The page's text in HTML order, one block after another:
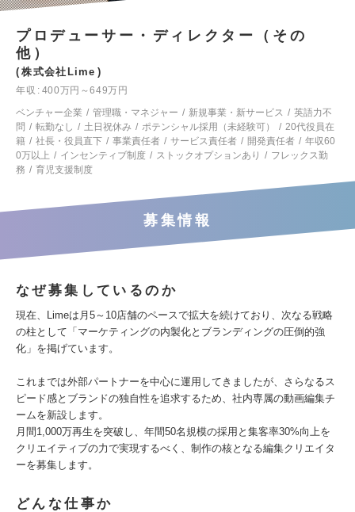
プロデューサー・ディレクター（その
他）
株式会社Lime
年収
400万円～649万円
ベンチャー企業
管理職・マネジャー 新規事業・新サービス
英語力不
問
転勤なし 土日祝休み ポテンシャル採用（未経験可）
20代役員在
籍
社長・役員直下 事業責任者 サービス責任者 開発責任者
年収60
0万以上
インセンティブ制度 ストックオプションあり
フレックス勤
務
育児支援制度
募集情報
なぜ募集しているのか
現在、Limeは月5～10店舗のペースで拡大を続けており、次なる戦略
の柱として「マーケティングの内製化とブランディングの圧倒的強
化」を掲げています。
これまでは外部パートナーを中心に運用してきましたが、さらなるス
ピード感とブランドの独自性を追求するため、社内専属の動画編集チ
ームを新設します。
月間1,000万再生を突破し、年間50名規模の採用と集客率30%向上を
クリエイティブの力で実現するべく、制作の核となる編集クリエイタ
ーを募集します。
どんな仕事か